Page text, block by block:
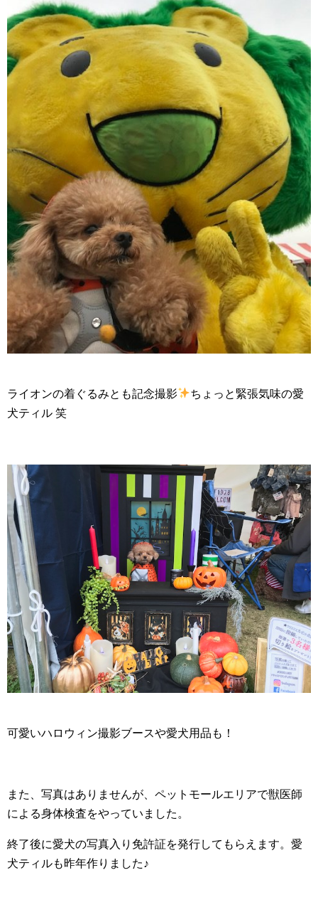
ライオンの着ぐるみとも記念撮影
ちょっと緊張気味の愛
犬ティル 笑
可愛いハロウィン撮影ブースや愛犬用品も！
また、写真はありませんが、ペットモールエリアで獣医師
による身体検査をやっていました。
終了後に愛犬の写真入り免許証を発行してもらえます。愛
犬ティルも昨年作りました♪